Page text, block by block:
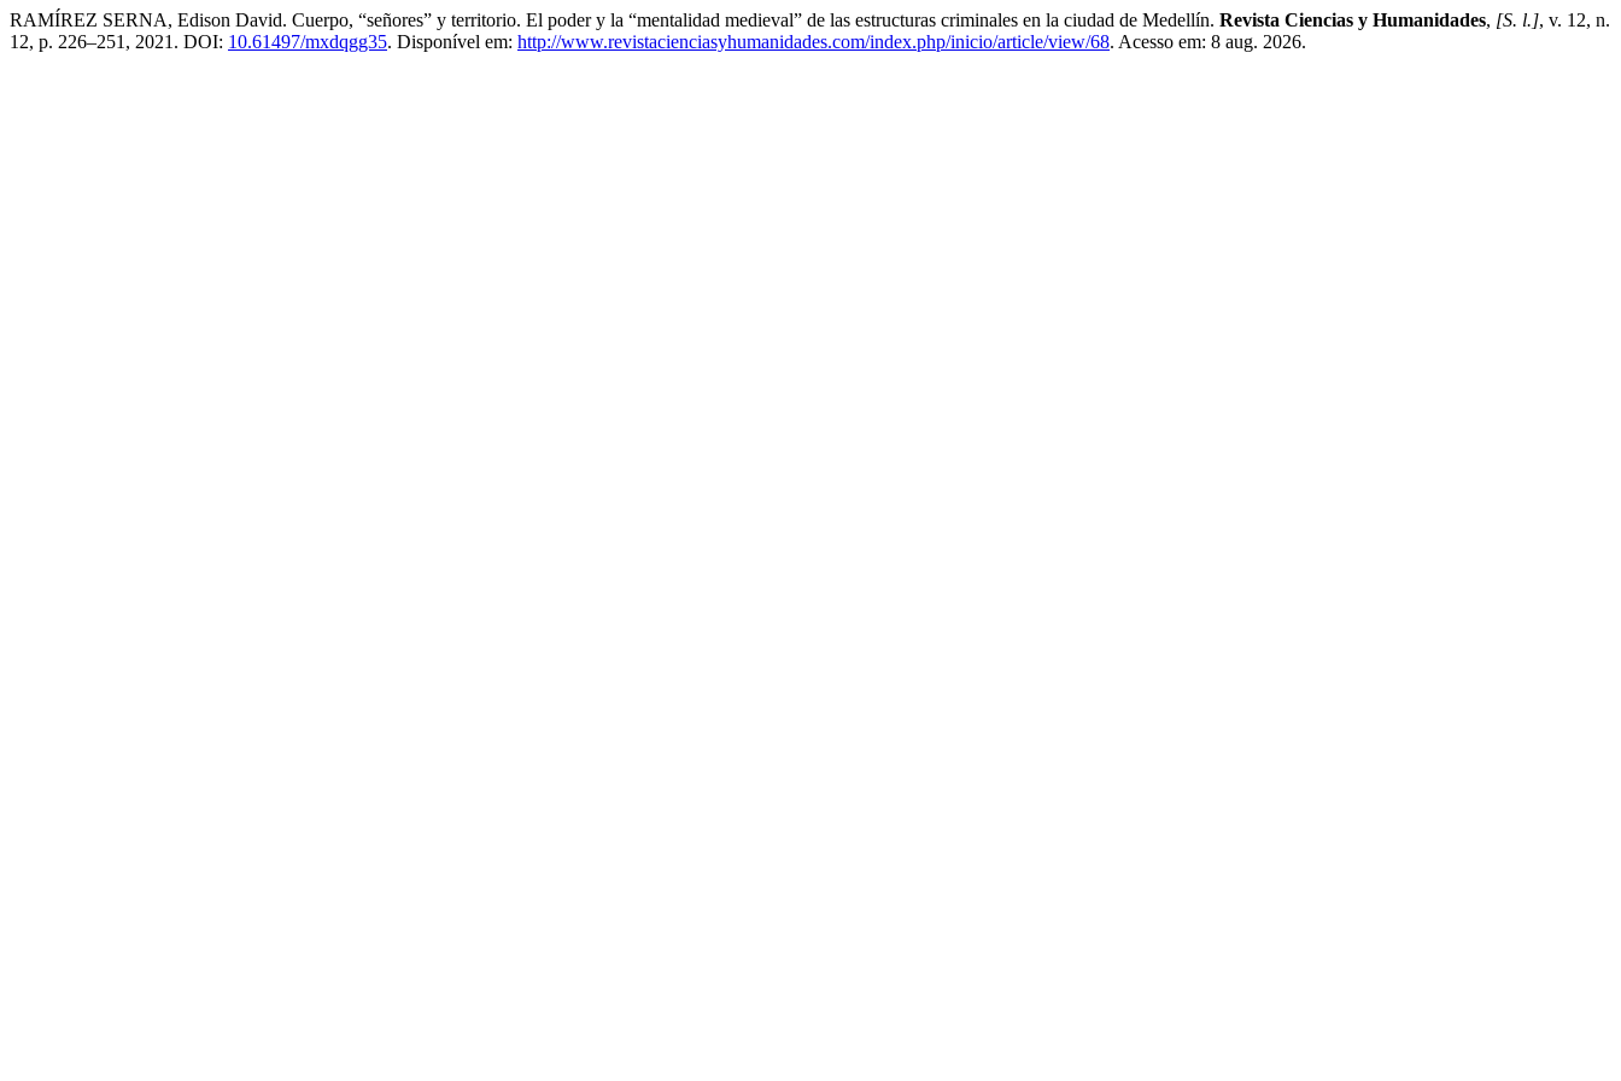
RAMÍREZ SERNA, Edison David. Cuerpo, “señores” y territorio. El poder y la “mentalidad medieval” de las estructuras criminales en la ciudad de Medellín. Revista Ciencias y Humanidades, [S. l.], v. 12, n.
12, p. 226–251, 2021. DOI: 10.61497/mxdqgg35. Disponível em: http://www.revistacienciasyhumanidades.com/index.php/inicio/article/view/68. Acesso em: 8 aug. 2026.